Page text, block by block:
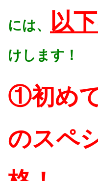
には、 以
けします！
①初め
のスペ